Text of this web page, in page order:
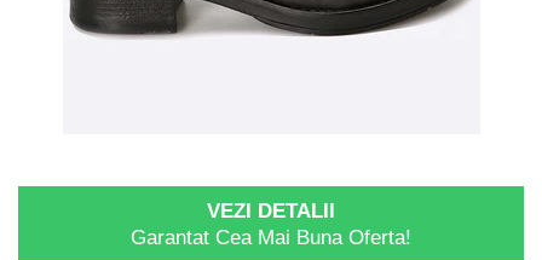
VEZI DETALII
Garantat Cea Mai Buna Oferta!